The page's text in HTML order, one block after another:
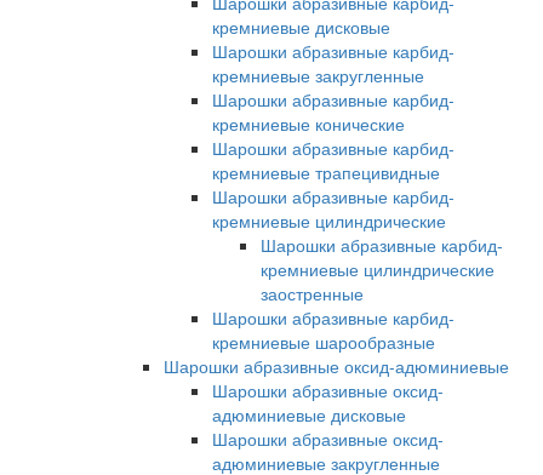
кремниевые дисковые
Шарошки абразивные карбид-
кремниевые закругленные
Шарошки абразивные карбид-
кремниевые конические
Шарошки абразивные карбид-
кремниевые трапецивидные
Шарошки абразивные карбид-
кремниевые цилиндрические
Шарошки абразивные карбид-
кремниевые цилиндрические
заостренные
Шарошки абразивные карбид-
кремниевые шарообразные
Шарошки абразивные оксид-адюминиевые
Шарошки абразивные оксид-
адюминиевые дисковые
Шарошки абразивные оксид-
адюминиевые закругленные